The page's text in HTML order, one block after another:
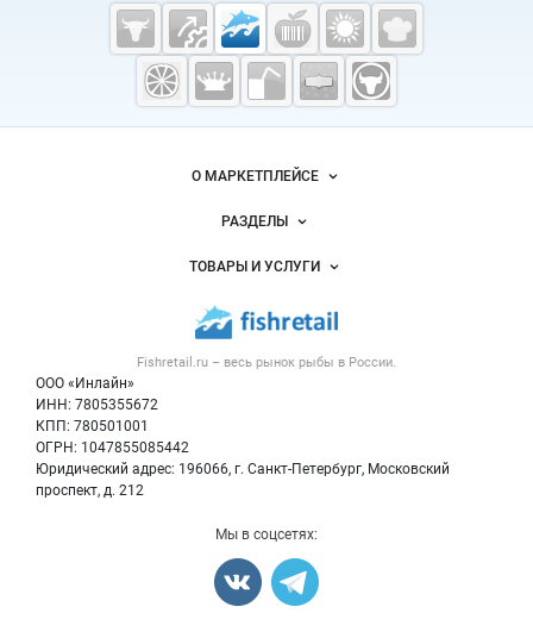
Cсылки на полезные проекты
Fishretail.ru —
рыба,
морепродукты
Важные разделы и контакты
Fishretail.ru – весь рынок рыбы в России.
ООО «Инлайн»
ИНН: 7805355672
КПП: 780501001
ОГРН: 1047855085442
Юридический адрес: 196066, г. Санкт-Петербург, Московский
проспект, д. 212
Навигация по сайтуО МАРКЕТПЛЕЙСЕ
Новости Fishretail.ru
Размещение рекламы
Публичная оферта
Контактная информация
Политика обработки персональных данных
РАЗДЕЛЫ
Объявления
Новости рынка
Блог
ТОВАРЫ И УСЛУГИ
Рыба
Икра
Мы в соцсетях: